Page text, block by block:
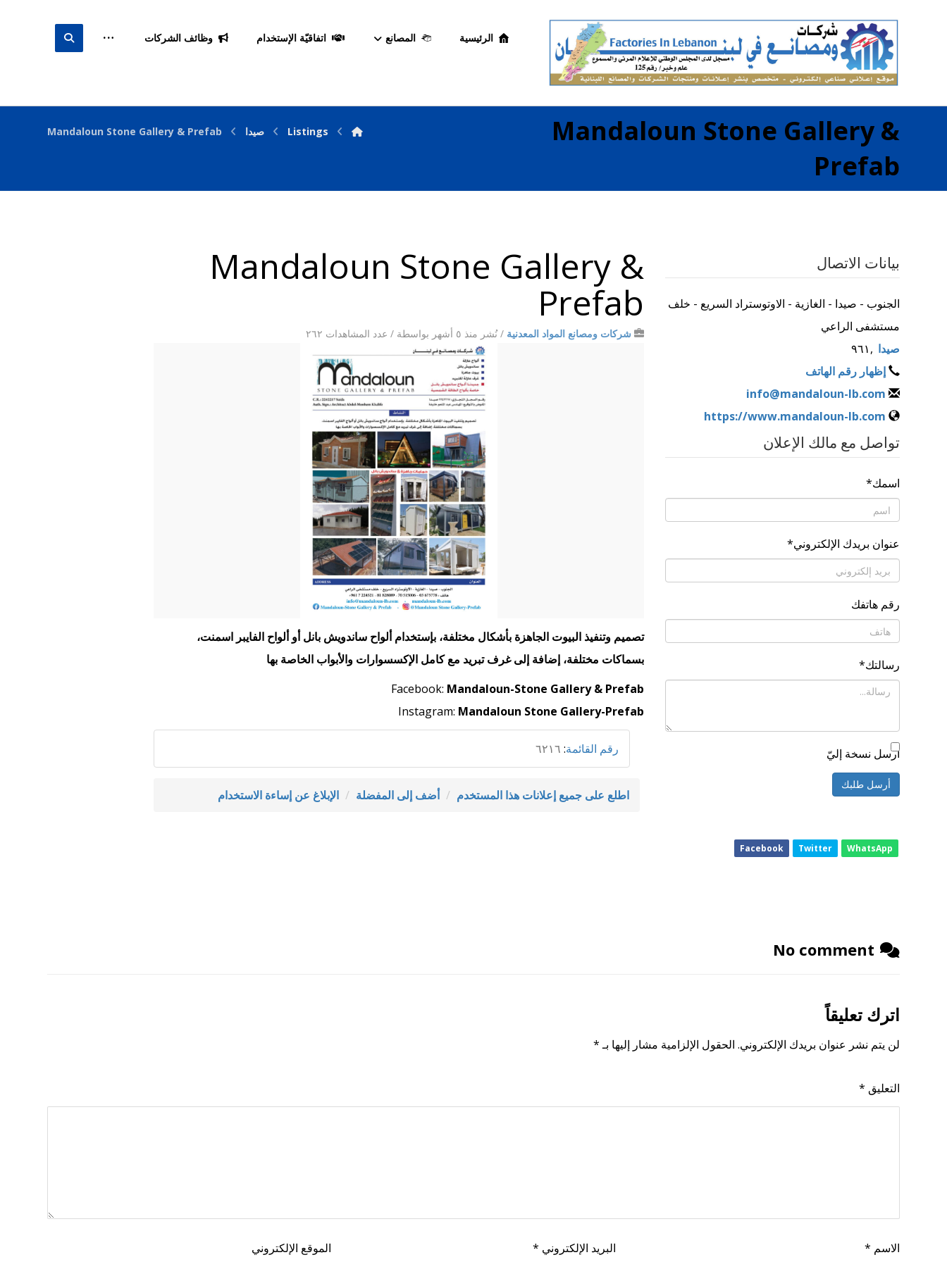
الرئيسية المصانع اتفاقيّة الإستخدام وظائف الشركات
Mandaloun Stone Gallery &
Prefab
Listings صيدا Mandaloun Stone Gallery & Prefab
Mandaloun Stone Gallery &
Prefab
شركات ومصانع المواد المعدنية /نُشر منذ ٥ أشهر بواسطة/ عدد المشاهدات ٢٦٢
تصميم وتنفيذ البيوت الجاهزة بأشكال مختلفة، بإستخدام ألواح ساندويش بانل أو ألواح الفايبر اسمنت،
بسماكات مختلفة، إضافة إلى غرف تبريد مع كامل الإكسسوارات والأبواب الخاصة بها
Facebook: Mandaloun-Stone Gallery & Prefab
Instagram: Mandaloun Stone Gallery-Prefab
رقم القائمة: ٦٢١٦
اطلع على جميع إعلانات هذا المستخدم أضف إلى المفضلة الإبلاغ عن إساءة الاستخدام
بيانات الاتصال
الجنوب - صيدا - الغازية - الاوتوستراد السريع - خلف
مستشفى الراعي
صيدا ,٩٦١
إظهار رقم الهاتف
info@mandaloun-lb.com
https://www.mandaloun-lb.com
تواصل مع مالك الإعلان
اسمك*
عنوان بريدك الإلكتروني *
رقم هاتفك
رسالتك*
أرسل نسخة إليّ
أرسل طلبك
Facebook Twitter WhatsApp
No comment
اترك تعليقاً
لن يتم نشر عنوان بريدك الإلكتروني. الحقول الإلزامية مشار إليها بـ*
التعليق *
الاسم * البريد الإلكتروني * الموقع الإلكتروني